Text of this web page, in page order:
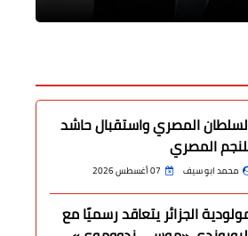
المصري واستقبال حاشد
المصري
محمد ابو سيف 07 أغسطس 2026
الجزائر يتعاقد رسميًا مع